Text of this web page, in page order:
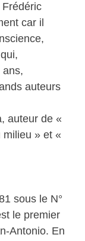
car il
ans,
auteurs
auteur de «
milieu » et «
sous le N°
le premier
Antonio. En